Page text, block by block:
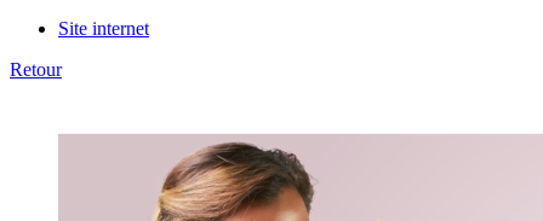
Site internet
Retour